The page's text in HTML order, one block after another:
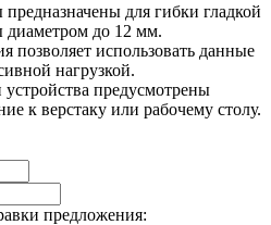
для гибки гладкой
диаметром до 12 мм.
позволяет использовать данные
нагрузкой.
предусмотрены
к верстаку или рабочему столу.
предложения: